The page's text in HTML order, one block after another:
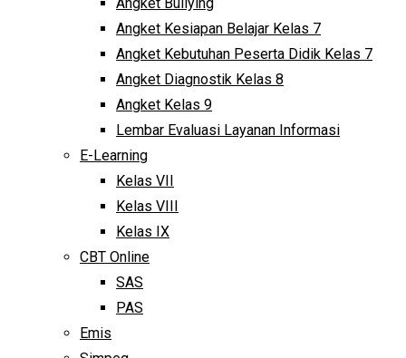
Angket Kesiapan Belajar Kelas 7
Angket Kebutuhan Peserta Didik Kelas 7
Angket Diagnostik Kelas 8
Angket Kelas 9
Lembar Evaluasi Layanan Informasi
E-Learning
Kelas VII
Kelas VIII
Kelas IX
CBT Online
SAS
PAS
Emis